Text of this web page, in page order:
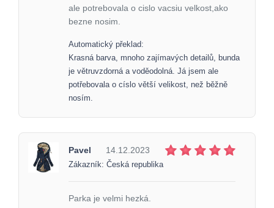
ale potrebovala o cislo vacsiu velkost,ako
bezne nosim.
Automatický překlad:
Krasná barva, mnoho zajímavých detailů, bunda
je větruvzdorná a voděodolná. Já jsem ale
potřebovala o císlo větší velikost, než běžně
nosím.
Pavel 14.12.2023
Zákazník: Česká republika
Parka je velmi hezká.